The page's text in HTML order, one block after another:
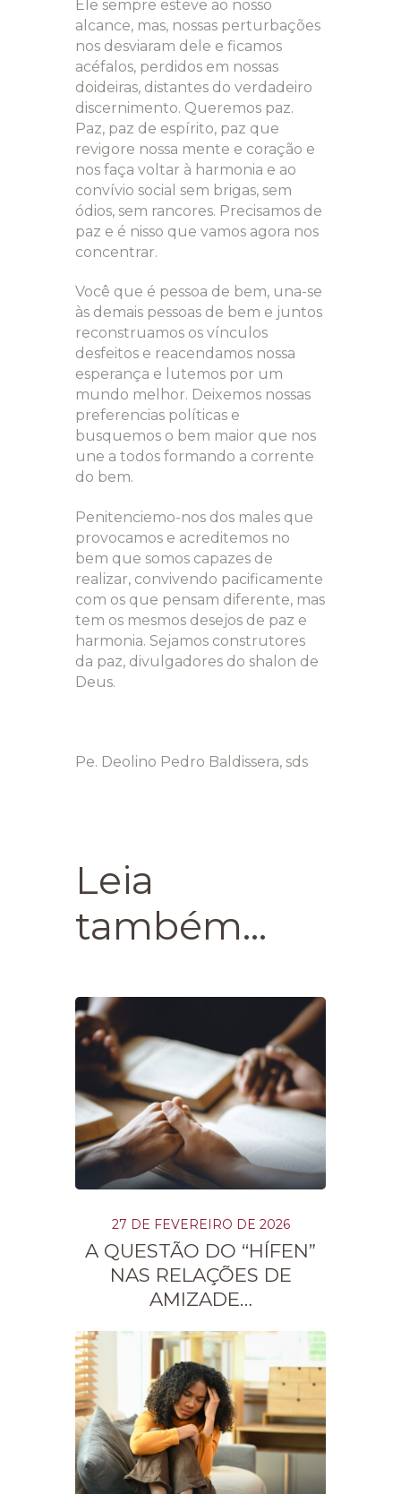
Ele sempre esteve ao nosso
alcance, mas, nossas perturbações
nos desviaram dele e ficamos
acéfalos, perdidos em nossas
doideiras, distantes do verdadeiro
discernimento. Queremos paz.
Paz, paz de espírito, paz que
revigore nossa mente e coração e
nos faça voltar à harmonia e ao
convívio social sem brigas, sem
ódios, sem rancores. Precisamos de
paz e é nisso que vamos agora nos
concentrar.
Você que é pessoa de bem, una-se
às demais pessoas de bem e juntos
reconstruamos os vínculos
desfeitos e reacendamos nossa
esperança e lutemos por um
mundo melhor. Deixemos nossas
preferencias políticas e
busquemos o bem maior que nos
une a todos formando a corrente
do bem.
Penitenciemo-nos dos males que
provocamos e acreditemos no
bem que somos capazes de
realizar, convivendo pacificamente
com os que pensam diferente, mas
tem os mesmos desejos de paz e
harmonia. Sejamos construtores
da paz, divulgadores do shalon de
Deus.
Pe. Deolino Pedro Baldissera, sds
Leia
também...
27 DE FEVEREIRO DE 2026
A QUESTÃO DO “HÍFEN”
NAS RELAÇÕES DE
AMIZADE…